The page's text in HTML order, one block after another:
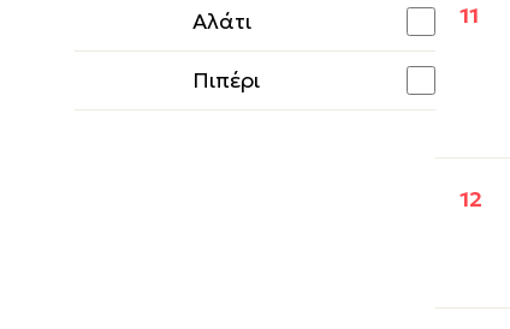
Αλάτι
Πιπέρι